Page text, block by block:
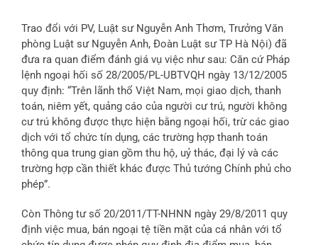
Trao đổi với PV, Luật sư Nguyễn Anh Thơm, Trưởng Văn
phòng Luật sư Nguyễn Anh, Đoàn Luật sư TP Hà Nội) đã
đưa ra quan điểm đánh giá vụ việc như sau: Căn cứ Pháp
lệnh ngoại hối số 28/2005/PL-UBTVQH ngày 13/12/2005
quy định: “Trên lãnh thổ Việt Nam, mọi giao dịch, thanh
toán, niêm yết, quảng cáo của người cư trú, người không
cư trú không được thực hiện bằng ngoại hối, trừ các giao
dịch với tổ chức tín dụng, các trường hợp thanh toán
thông qua trung gian gồm thu hộ, uỷ thác, đại lý và các
trường hợp cần thiết khác được Thủ tướng Chính phủ cho
phép”.
Còn Thông tư số 20/2011/TT-NHNN ngày 29/8/2011 quy
định việc mua, bán ngoại tệ tiền mặt của cá nhân với tổ